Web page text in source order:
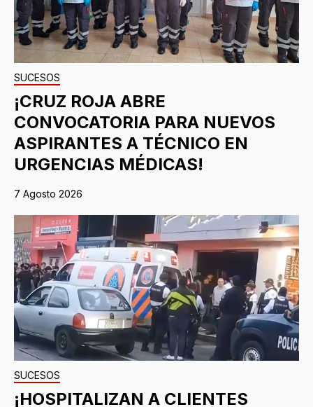
SUCESOS
¡CRUZ ROJA ABRE
CONVOCATORIA PARA NUEVOS
ASPIRANTES A TÉCNICO EN
URGENCIAS MÉDICAS!
7 Agosto 2026
SUCESOS
¡HOSPITALIZAN A CLIENTES